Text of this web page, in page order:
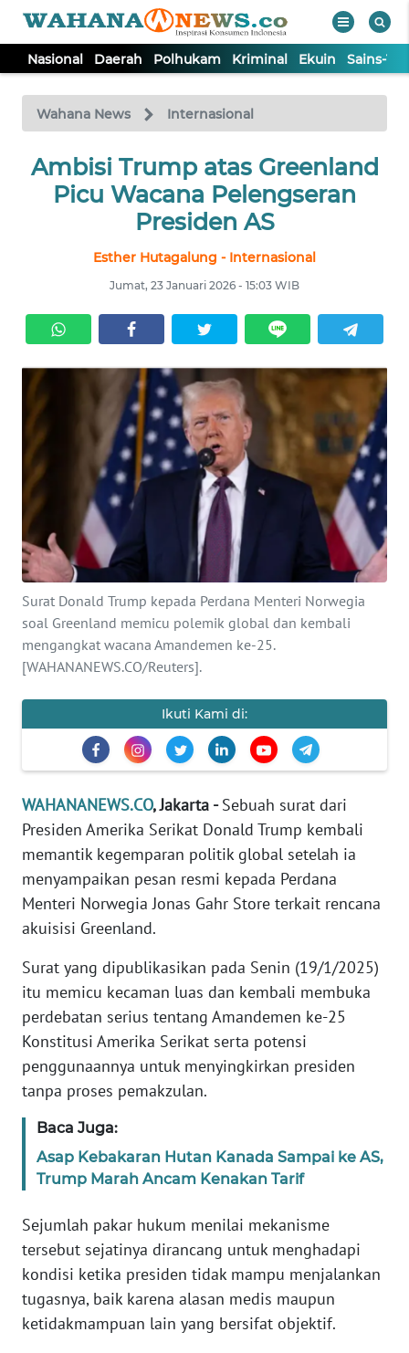
Nasional Daerah Polhukam Kriminal Ekuin Sains-
Wahana News Internasional
Ambisi Trump atas Greenland
Picu Wacana Pelengseran
Presiden AS
Esther Hutagalung - Internasional
Jumat, 23 Januari 2026 - 15:03 WIB
Surat Donald Trump kepada Perdana Menteri Norwegia
soal Greenland memicu polemik global dan kembali
mengangkat wacana Amandemen ke-25.
[WAHANANEWS.CO/Reuters].
Ikuti Kami di:
WAHANANEWS.CO, Jakarta -Sebuah surat dari
Presiden Amerika Serikat Donald Trump kembali
memantik kegemparan politik global setelah ia
menyampaikan pesan resmi kepada Perdana
Menteri Norwegia Jonas Gahr Store terkait rencana
akuisisi Greenland.
Surat yang dipublikasikan pada Senin (19/1/2025)
itu memicu kecaman luas dan kembali membuka
perdebatan serius tentang Amandemen ke-25
Konstitusi Amerika Serikat serta potensi
penggunaannya untuk menyingkirkan presiden
tanpa proses pemakzulan.
Baca Juga:
Asap Kebakaran Hutan Kanada Sampai ke AS,
Trump Marah Ancam Kenakan Tarif
Sejumlah pakar hukum menilai mekanisme
tersebut sejatinya dirancang untuk menghadapi
kondisi ketika presiden tidak mampu menjalankan
tugasnya, baik karena alasan medis maupun
ketidakmampuan lain yang bersifat objektif.
TV
Tutup
NASIONAL
POLHUKAM
KRIMINAL
EKUIN
SAINS-TEKNO
KESEHATAN
INTERNASIONAL
SERBA-SERBI
PENDIDIKAN
OLAHRAGA
OPINI
EDITORIAL
Informasi
INDEKS
BERITA
KONTAK
INFO
IKLAN
TENTANG
KAMI
PEDOMAN
MEDIA
SIBER
REDAKSI
KARIR
DISCLAIMER